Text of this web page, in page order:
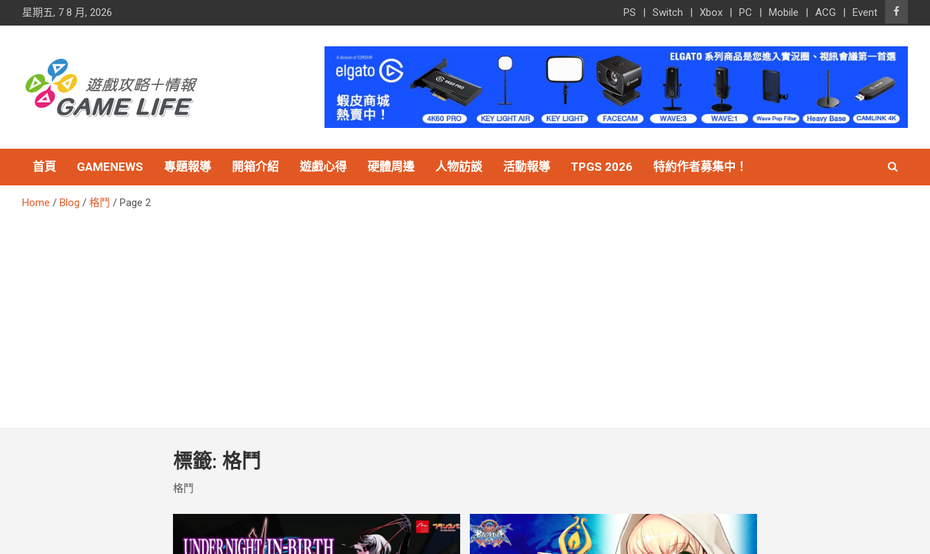
星期五, 7 8 月, 2026 PS Switch Xbox PC Mobile ACG Event
首頁 GAMENEWS 專題報導 開箱介紹 遊戲心得 硬體周邊 人物訪談 活動報導 TPGS 2026 特約作者募集中！
Home Blog 格鬥 Page 2
標籤:格鬥
格鬥